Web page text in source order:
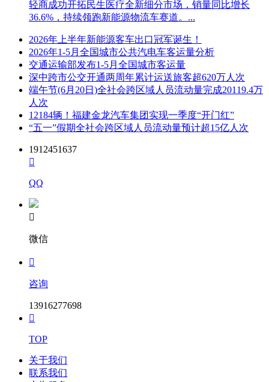
轻商成功开拓民生医疗全新细分市场，销量同比增长
36.6%，持续领跑新能源物流车赛道。...
2026年上半年新能源客车出口冠军诞生！
2026年1-5月全国城市公共汽电车客运量分析
交通运输部发布1-5月全国城市客运量
深中跨市公交开通两周年累计运送旅客超620万人次
端午节(6月20日)全社会跨区域人员流动量完成20119.4万
人次
12184辆！福建金龙汽车集团实现一季度“开门红”
“五一”假期全社会跨区域人员流动量预计超15亿人次
1912451637

QQ

微信

咨询
13916277698

TOP
关于我们
联系我们